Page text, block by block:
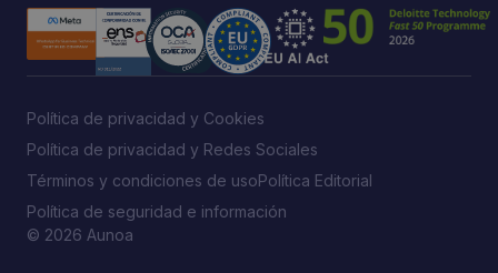
© 2026 Aunoa
Política de privacidad y Cookies
Política de privacidad y Redes Sociales
Términos y condiciones de usoPolítica Editorial
Política de seguridad e información